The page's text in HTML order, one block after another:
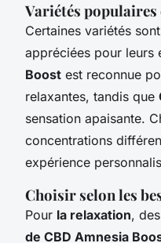
Variétés populaires
Certaines variétés
appréciées pour leurs
Boost est reconnue
relaxantes, tandis que
sensation apaisante.
concentrations
expérience
Choisir selon les
Pour la relaxation,
de CBD Amnesia